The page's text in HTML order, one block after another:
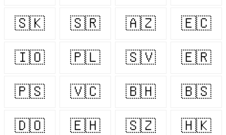
🇸🇰 🇸🇷 🇦🇿 🇪🇨
🇮🇴 🇵🇱 🇸🇻 🇪🇷
🇵🇸 🇻🇨 🇧🇭 🇧🇸
🇩🇴 🇪🇭 🇸🇿 🇭🇰